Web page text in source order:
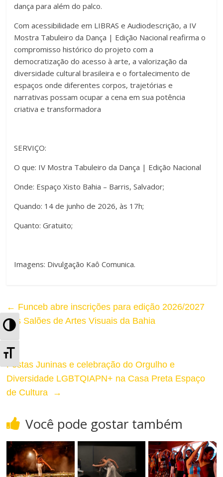
A
t
e
n
a
r
A
t
r
n
a
dança para além do palco.
Com acessibilidade em LIBRAS e Audiodescrição, a IV
Mostra Tabuleiro da Dança | Edição Nacional reafirma o
compromisso histórico do projeto com a
democratização do acesso à arte, a valorização da
diversidade cultural brasileira e o fortalecimento de
espaços onde diferentes corpos, trajetórias e
narrativas possam ocupar a cena em sua potência
criativa e transformadora
SERVIÇO:
O que: IV Mostra Tabuleiro da Dança | Edição Nacional
Onde: Espaço Xisto Bahia – Barris, Salvador;
Quando: 14 de junho de 2026, às 17h;
Quanto: Gratuito;
Imagens: Divulgação Kaô Comunica.
← Funceb abre inscrições para edição 2026/2027
dos Salões de Artes Visuais da Bahia
Festas Juninas e celebração do Orgulho e
Diversidade LGBTQIAPN+ na Casa Preta Espaço
de Cultura
→
Você pode gostar também